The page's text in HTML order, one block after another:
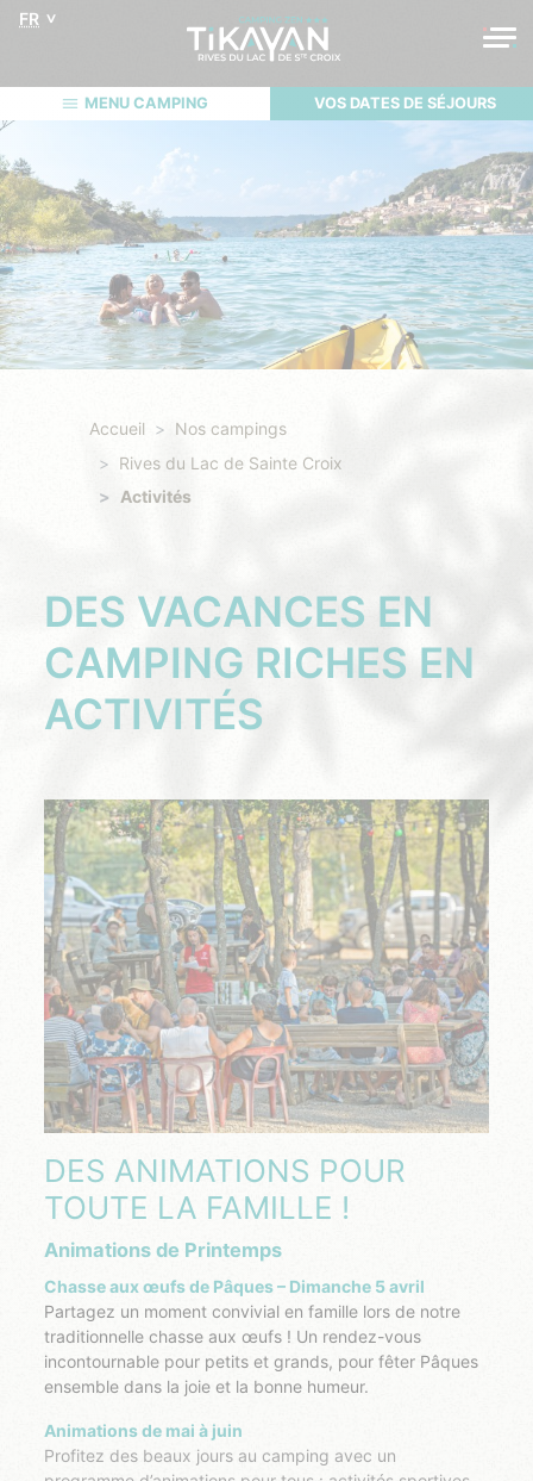
FR
MENU CAMPING VOS DATES DE SÉJOURS
Accueil
Nos campings
Rives du Lac de Sainte Croix
Activités
DES VACANCES EN
CAMPING RICHES EN
ACTIVITÉS
DES ANIMATIONS POUR
TOUTE LA FAMILLE !
Animations de Printemps
Chasse aux œufs de Pâques – Dimanche 5 avril
Partagez un moment convivial en famille lors de notre
traditionnelle chasse aux œufs ! Un rendez-vous
incontournable pour petits et grands, pour fêter Pâques
ensemble dans la joie et la bonne humeur.
Animations de mai à juin
Profitez des beaux jours au camping avec un